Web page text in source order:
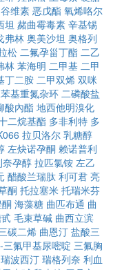
谷维素 恶戊酯 氧烯咯尔
坦 赭曲霉毒素 辛基锡
弗林 奥美沙坦 奥格列
松 二氟孕甾丁酯 二乙
林 苯海明 二甲基 二甲
丁二胺 二甲双烯 双咪
基重氮杂环 二磷酸盐
酸內酯 地西他明溴化
二烷基酯 多非利特 多
拉贝洛尔 乳糖醇
左炔诺孕酮 赖诺普利
奈孕醇 拉匹氯铵 左乙
醋酸兰瑞肽 利可君 亮
酮 托拉塞米 托瑞米芬
海藻糖 曲匹布通 曲
毛束草碱 曲西立滨
碳二烯 曲恩汀 盐酸三
三氟甲基尿嘧啶 三氟胸
瑞波西汀 瑞格列奈 利血